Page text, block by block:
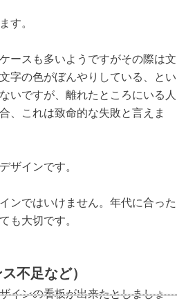
す。
ースも多いようですがその際は文
字の色がぼんやりしている、とい
いですが、離れたところにいる人
、これは致命的な失敗と言えま
ザインです。
ンではいけません。年代に合った
も大切です。
不足など）
インの看板が出来たとしましょ